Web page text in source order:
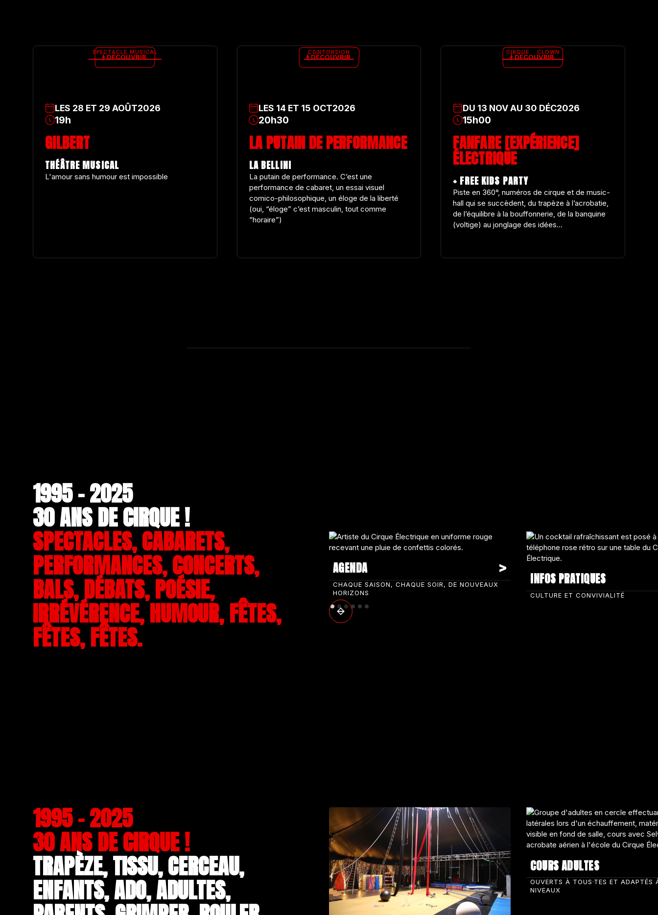
LES 28 ET 29 AOÛT2026
19h
GILBERT
THÉÂTRE MUSICAL
L'amour sans humour est impossible
DÉCOUVRIR
SPECTACLE MUSICAL
LES 14 ET 15 OCT2026
20h30
LA PUTAIN DE PERFORMANCE
LA BELLINI
La putain de performance. C’est une
performance de cabaret, un essai visuel
comico-philosophique, un éloge de la liberté
(oui, “éloge” c’est masculin, tout comme
“horaire”)
DÉCOUVRIR
CONTORSION
DU 13 NOVAU 30 DÉC2026
15h00
FANFARE [EXPÉRIENCE]
ÉLECTRIQUE
+ FREE KIDS PARTY
Piste en 360°, numéros de cirque et de music-
hall qui se succèdent, du trapèze à l’acrobatie,
de l’équilibre à la bouffonnerie, de la banquine
(voltige) au jonglage des idées...
DÉCOUVRIR
CIRQUE CLOWN
1995 - 2025
30 ANS DE CIRQUE !
SPECTACLES, CABARETS,
PERFORMANCES, CONCERTS,
BALS, DÉBATS, POÉSIE,
IRRÉVÉRENCE, HUMOUR, FÊTES,
FÊTES, FÊTES.
AGENDA
CHAQUE SAISON, CHAQUE SOIR, DE NOUVEAUX
HORIZONS
INFOS PRATIQUES
CULTURE ET CONVIVIALITÉ
1995 - 2025
30 ANS DE CIRQUE !
TRAPÈZE, TISSU, CERCEAU,
ENFANTS, ADO, ADULTES,
COURS ADULTES
OUVERTS À TOUS·TES ET ADAPTÉS
NIVEAUX